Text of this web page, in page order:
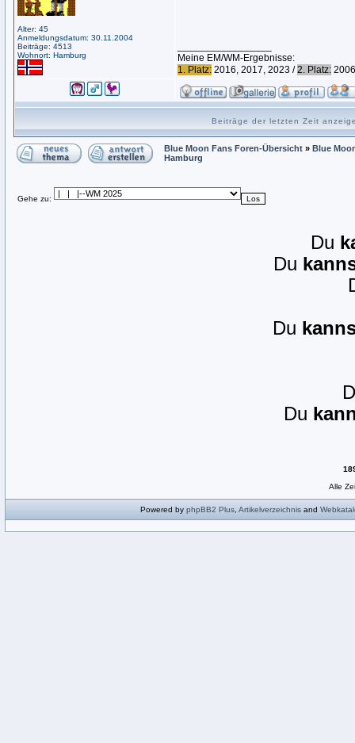
Alter: 45
Anmeldungsdatum: 30.11.2004
Beiträge: 4513
Wohnort: Hamburg
Meine EM/WM-Ergebnisse:
1. Platz: 2016, 2017, 2023 /2. Platz:
Beiträge der letzten Zeit
Blue Moon Fans Foren-Übersicht » Blue
Hamburg
Gehe zu:
Du
Du
Du
Du
Alle
Powered by phpBB2 Plus Artikelverzeichnis and